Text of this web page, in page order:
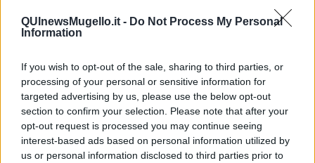
QUInewsMugello.it - Do Not Process My Personal
Information
If you wish to opt-out of the sale, sharing to third parties, or
processing of your personal or sensitive information for
targeted advertising by us, please use the below opt-out
section to confirm your selection. Please note that after your
opt-out request is processed you may continue seeing
interest-based ads based on personal information utilized by
us or personal information disclosed to third parties prior to
legate alle chiese cristiane e allo stato. Negli anni trenta e quaranta
del secolo scorso vi furono rinchiusi i bambini indiani strappati alle
loro tribù e alle loro famiglie.
chiedono permesso” che, quasi vent’anni fa, narrava del mio
viaggio dalla Patagonia all’Alaska. Ecco quella pagina del libro: “…
fu un piano deliberato e convinto di sradicamento delle popolazioni
indigene dalla loro cultura attraverso la conversione forzata al
cristianesimo. Nelle “scuole residenziali” sono stati uccisi almeno
cinquantamila bambini. Abusi sessuali e mentali sono i ricordi dei
sopravvissuti: violenze documentate e supportate dalle centinaia di